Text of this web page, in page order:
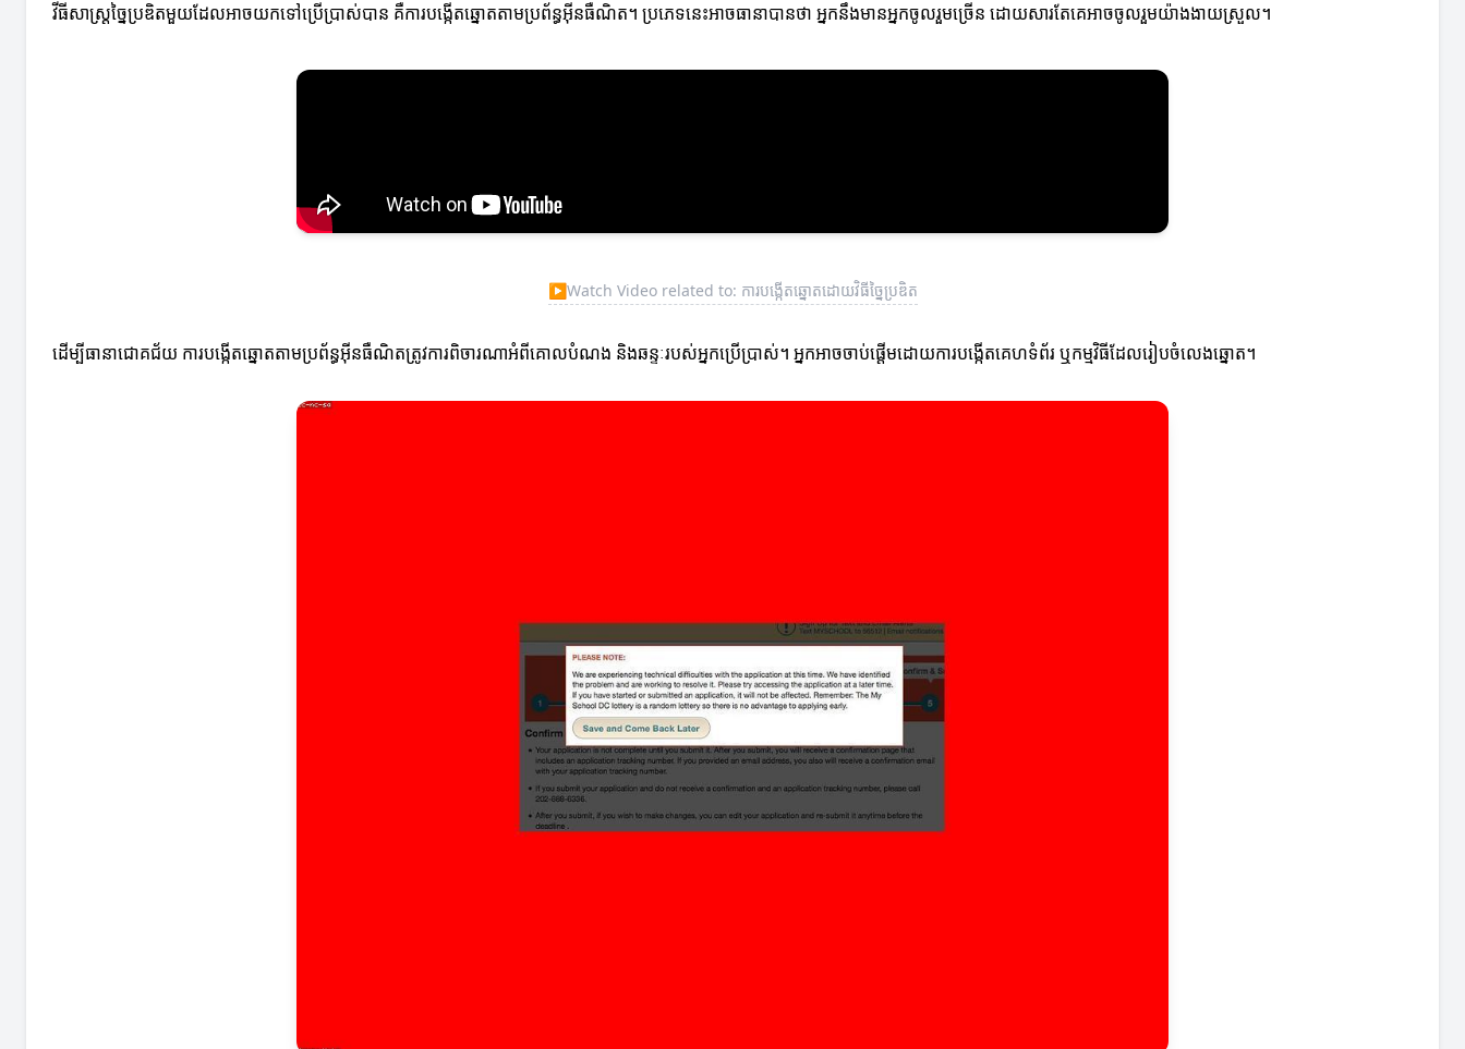
វីធីសាស្ត្រ​ច្នៃប្រឌិតមួយដែលអាចយកទៅប្រើប្រាស់បាន គឺការបង្កើតឆ្នោតតាមប្រព័ន្ធអ៊ីនធឺណិត។ ប្រភេទនេះអាចធានាបានថា អ្នកនឹងមានអ្នកចូលរួមច្រើន ដោយសារតែគេអាចចូលរួមយ៉ាងងាយស្រួល។
▶Watch Video related to: ការបង្កើតឆ្នោតដោយវិធីច្នៃប្រឌិត
ដើម្បីធានាជោគជ័យ ការបង្កើតឆ្នោតតាមប្រព័ន្ធអ៊ីនធឺណិតត្រូវការពិចារណាអំពីគោលបំណង និងឆន្ទៈរបស់អ្នកប្រើប្រាស់។ អ្នកអាចចាប់ផ្តើមដោយការបង្កើតគេហទំព័រ ឬកម្មវិធីដែលរៀបចំលេងឆ្នោត។